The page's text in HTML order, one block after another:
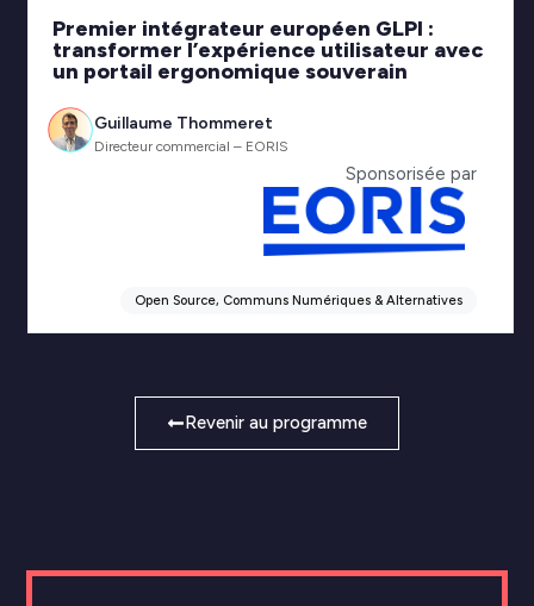
Premier intégrateur européen GLPI :
transformer l’expérience utilisateur avec
un portail ergonomique souverain
Guillaume Thommeret
Directeur commercial – EORIS
Sponsorisée par
Open Source, Communs Numériques & Alternatives
Revenir au programme